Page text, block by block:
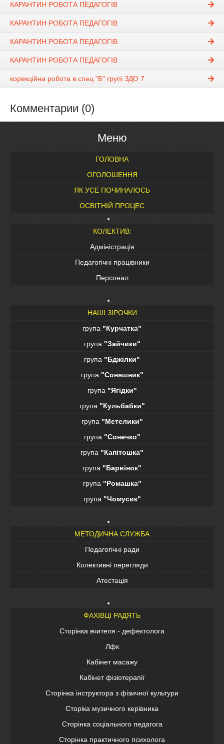
КАРАНТИН РОБОТА ПЕДАГОГІВ
КАРАНТИН РОБОТА ПЕДАГОГІВ
КАРАНТИН РОБОТА ПЕДАГОГІВ
КАРАНТИН РОБОТА ПЕДАГОГІВ
корекційна робота в спец "Б" групі ЗДО 7
Комментарии (0)
Меню
ГОЛОВНА
ОГОЛОШЕННЯ
ЯК УСЕ ПОЧИНАЛОСЬ
ОСВІТНІЙ ПРОЦЕС
КОЛЕКТИВ:
Адміністрація
Педагогічні працівники
Персонал
НАШІ ЗІРОЧКИ
група "Курчатка"
група "Зайчики"
група "Бджілки"
група "Соняшник"
група "Ягідки"
група "Кульбабки"
група "Метелики"
група "Сонечко"
група "Капітошка"
група "Барвінок"
група "Ромашка"
група "Чомусик"
МЕТОДИЧНА СЛУЖБА
Педагогічні ради
Колективні перегляди
Атестація
ФАХІВЦІ РАДЯТЬ
Сторінка вчителя - дефектолога
Лфк
Кабінет масажу
Кабінет фізіотерапії
Сторінка інструктора з фізичної культури
Сторіка музичного керівника
Сторінка соціального педагога
Сторінка практичного психолога